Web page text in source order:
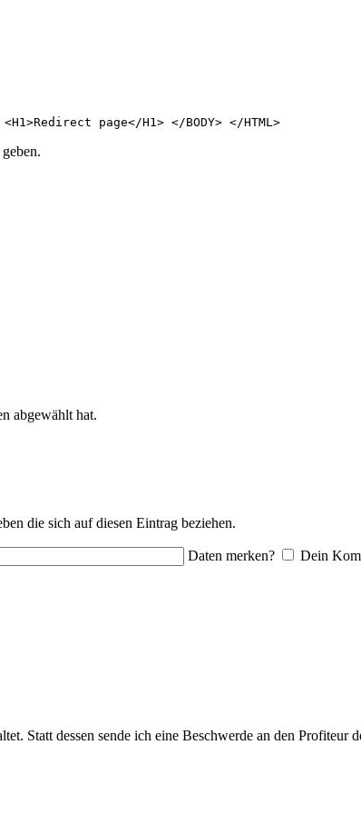
page</H1> </BODY> </HTML>
abgewählt hat.
die sich auf diesen Eintrag beziehen.
Daten merken? Dein
Statt dessen sende ich eine Beschwerde an den Profiteur